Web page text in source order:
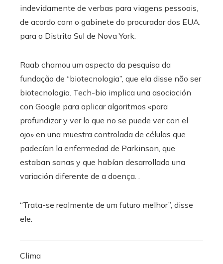
indevidamente de verbas para viagens pessoais,
de acordo com o gabinete do procurador dos EUA.
para o Distrito Sul de Nova York.
Raab chamou um aspecto da pesquisa da
fundação de “biotecnologia”, que ela disse não ser
biotecnologia. Tech-bio implica una asociación
con Google para aplicar algoritmos «para
profundizar y ver lo que no se puede ver con el
ojo» en una muestra controlada de células que
padecían la enfermedad de Parkinson, que
estaban sanas y que habían desarrollado una
variación diferente de a doença. .
“Trata-se realmente de um futuro melhor”, disse
ele.
Clima